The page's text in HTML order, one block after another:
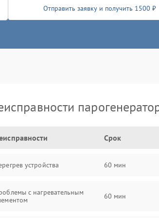
Отправить заявку и получить 1500 ₽
Срок
устройства 60 мин
с нагревательным
60 мин